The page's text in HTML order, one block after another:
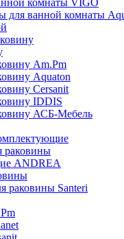
комнаты VIGO
ванной комнаты
Am.Pm
Aquaton
Cersanit
IDDIS
АСБ-Мебель
раковины
ANDREA
раковины Santeri